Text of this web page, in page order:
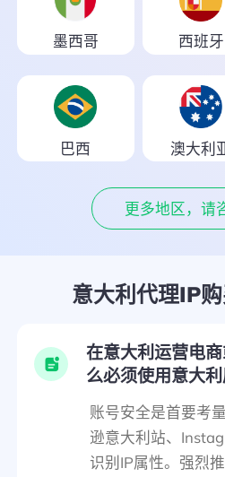
墨西哥 西班牙
巴西 澳大利
更多地区，请
意大利代理IP
在意大利运营电
么必须使用意大利
账号安全是首要考
逊意大利站、
识别IP属性。强烈